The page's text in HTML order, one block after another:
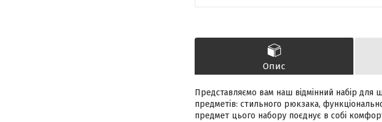
Опис
Представляємо вам наш відмінний набір для
предметів: стильного рюкзака,
предмет цього набору поєднує в собі